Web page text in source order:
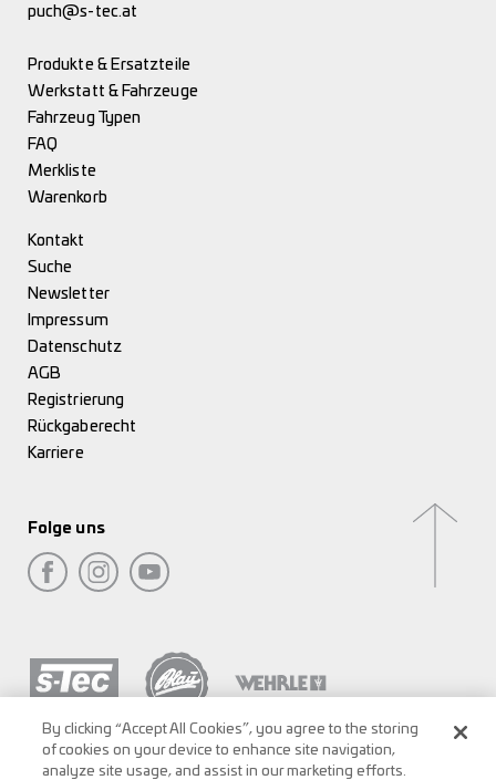
puch@s-tec.at
Produkte & Ersatzteile
Werkstatt & Fahrzeuge
Fahrzeug Typen
FAQ
Merkliste
Warenkorb
Kontakt
Suche
Newsletter
Impressum
Datenschutz
AGB
Registrierung
Rückgaberecht
Karriere
Folge uns
By clicking “Accept All Cookies”, you agree to the storing
of cookies on your device to enhance site navigation,
analyze site usage, and assist in our marketing efforts.